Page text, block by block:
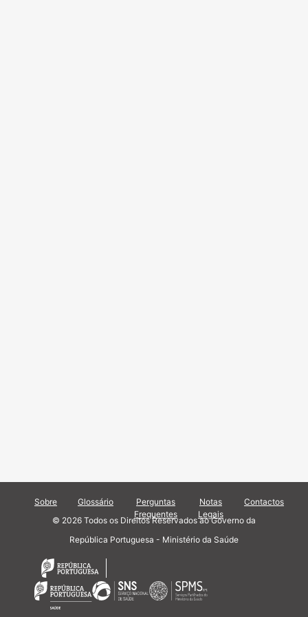
Sobre Glossário
Perguntas
Frequentes
Notas
Legais
Contactos
© 2026 Todos os Direitos Reservados ao Governo da
República Portuguesa - Ministério da Saúde